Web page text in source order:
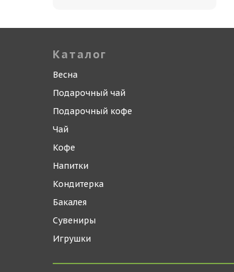
Каталог
Весна
Подарочный чай
Подарочный кофе
Чай
Кофе
Напитки
Кондитерка
Бакалея
Сувениры
Игрушки